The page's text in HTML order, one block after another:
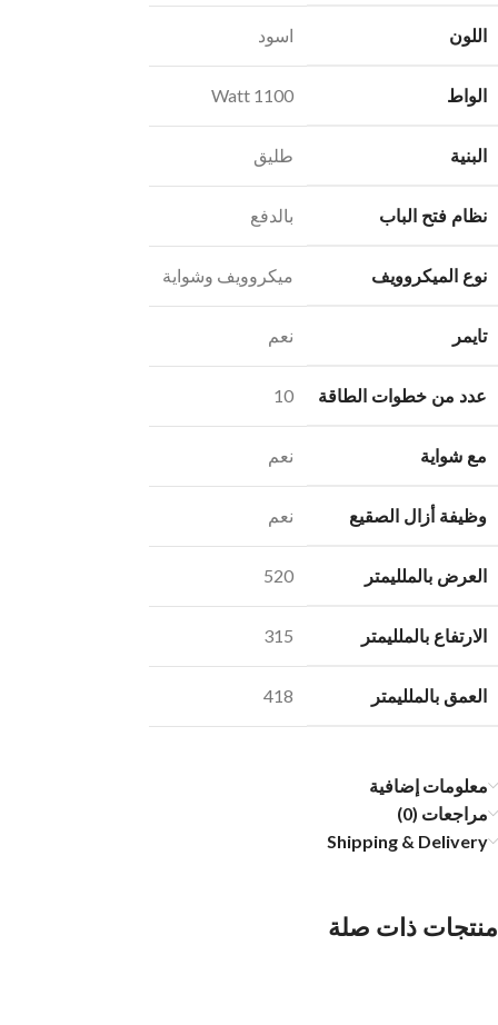
اللون اسود
الواط 1100 Watt
البنية طليق
نظام فتح الباب بالدفع
نوع الميكروويف ميكروويف وشواية
تايمر نعم
عدد من خطوات الطاقة 10
مع شواية‎ نعم
وظيفة أزال الصقيع نعم
العرض بالملليمتر 520
الارتفاع بالملليمتر 315
العمق بالملليمتر 418
معلومات إضافية
مراجعات (0)
Shipping & Delivery
منتجات ذات صلة